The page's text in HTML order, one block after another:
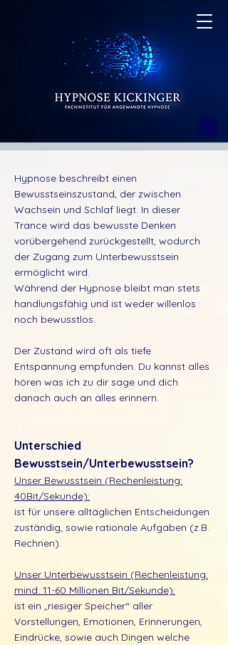
Hypnose beschreibt einen
Bewusstseinszustand, der zwischen
Wachsein und Schlaf liegt.​ In dieser
Trance wird das bewusste Denken
vorübergehend zurückgestellt, wodurch
der Zugang zum Unterbewusstsein
ermöglicht wird.
Während der Hypnose bleibt man stets
handlungsfähig und ist weder willenlos
noch bewusstlos.
Der Zustand wird oft als tiefe
Entspannung empfunden. Du kannst alles
hören was ich zu dir sage und dich
danach auch an alles erinnern.
Unterschied
Bewusstsein/Unterbewusstsein?
Unser Bewusstsein (Rechenleistung:
40Bit/Sekunde):
ist für unsere alltäglichen Entscheidungen
zuständig, sowie rationale Aufgaben (z.B.
Rechnen).
Unser Unterbewusstsein (Rechenleistung:
mind. 11-60 Millionen Bit/Sekunde):
ist ein „riesiger Speicher“ aller
Vorstellungen, Emotionen, Erinnerungen,
Eindrücke, sowie auch Dingen welche